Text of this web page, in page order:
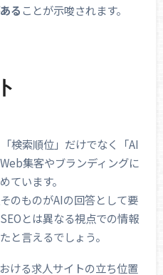
る ことが示唆されます。
検索順位」だけでなく「AI
集客やブランディングに
ています。
のものがAIの回答として要
とは異なる視点での情報
と言えるでしょう。
ける求人サイトの立ち位置